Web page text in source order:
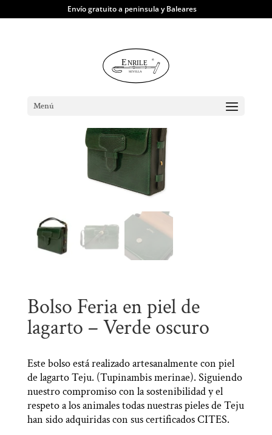
Envío gratuito a peninsula y Baleares
Menú
lagarto – Verde oscuro
Bolso Feria en piel de
lagarto – Verde oscuro
Este bolso está realizado artesanalmente con piel
de lagarto Teju. (Tupinambis merinae). Siguiendo
nuestro compromiso con la sostenibilidad y el
respeto a los animales todas nuestras pieles de Teju
han sido adquiridas con sus certificados CITES.